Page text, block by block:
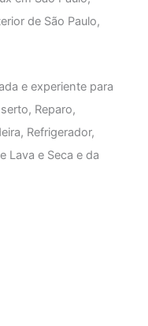
de São Paulo,
e experiente para
Reparo,
Refrigerador,
Lava e Seca e da